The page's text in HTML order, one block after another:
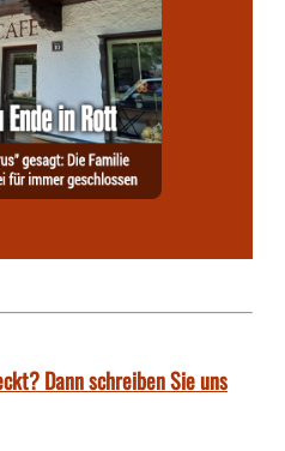
Dann schreiben Sie uns